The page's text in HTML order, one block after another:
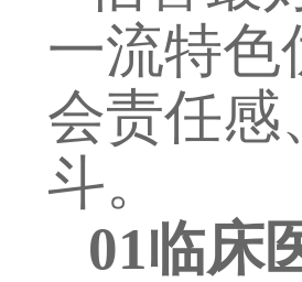
一流特色
会责任感
斗。
01临床